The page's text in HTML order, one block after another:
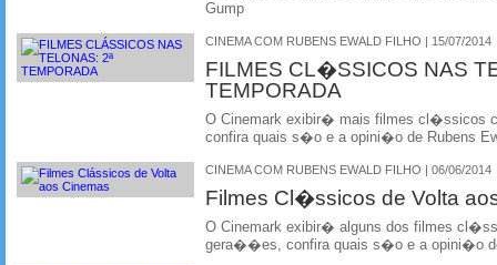
Gump
CINEMA COM RUBENS EWALD FILHO | 15/07/2014
FILMES CL�SSICOS NAS
TEMPORADA
O Cinemark exibir� mais filmes cl�ssicos
confira quais s�o e a opini�o de Rubens
CINEMA COM RUBENS EWALD FILHO | 06/06/2014
Filmes Cl�ssicos de Volta
O Cinemark exibir� alguns dos filmes
gera��es, confira quais s�o e a opini�o